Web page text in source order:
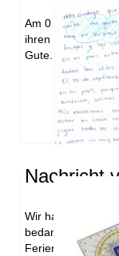
Am 02.08. feierte
ihren 9.
Gute.
Nachricht
Wir haben einen
bedankt er sich
Ferien und dass